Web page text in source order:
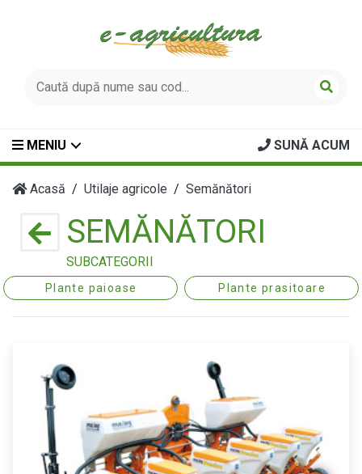
MENIU SUNĂ ACUM
Acasă Utilaje agricole Semănători
SEMĂNĂTORI
SUBCATEGORII
Plante paioase Plante prasitoare